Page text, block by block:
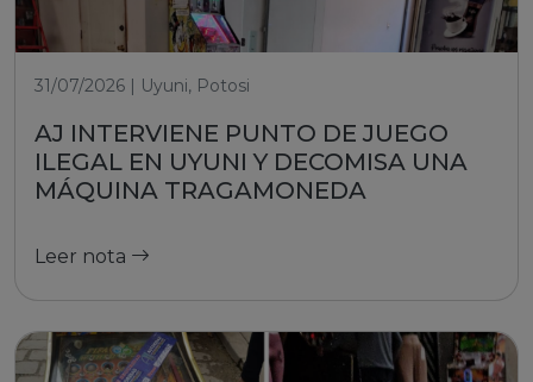
31/07/2026 | Uyuni, Potosi
AJ INTERVIENE PUNTO DE JUEGO
ILEGAL EN UYUNI Y DECOMISA UNA
MÁQUINA TRAGAMONEDA
Leer nota